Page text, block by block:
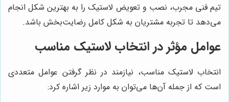
تیم فنی مجرب، نصب و تعویض لاستیک را به بهترین شکل انجام
می‌دهد تا تجربه مشتریان به شکل کامل رضایت‌بخش باشد.
عوامل مؤثر در انتخاب لاستیک مناسب
انتخاب لاستیک مناسب، نیازمند در نظر گرفتن عوامل متعددی
است که از جمله آن‌ها می‌توان به موارد زیر اشاره کرد: